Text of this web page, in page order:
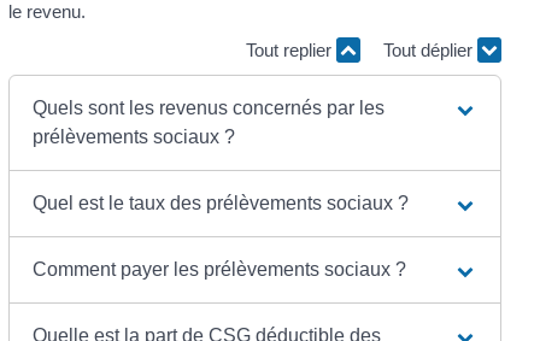
le revenu.
Tout replier
Tout déplier
Quels sont les revenus concernés par les
prélèvements sociaux ?
Quel est le taux des prélèvements sociaux ?
Comment payer les prélèvements sociaux ?
Quelle est la part de CSG déductible des